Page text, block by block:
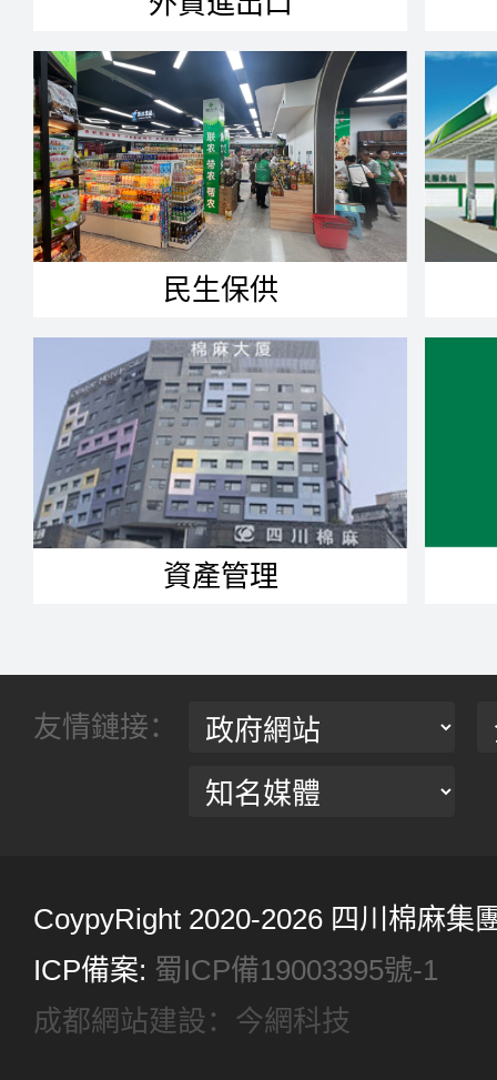
民生保供
資產管理
友情鏈接：
CoypyRight 2020-2026 四川棉麻集
ICP備案: 蜀ICP備19003395號-1
成都網站建設：今網科技